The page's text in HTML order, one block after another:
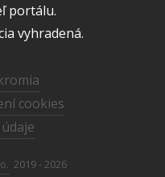
portálu.
vyhradená.
cookies
2019 - 2026